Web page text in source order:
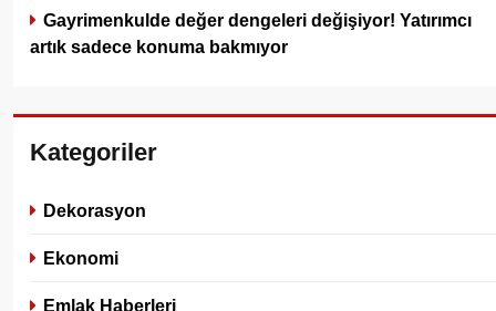
Gayrimenkulde değer dengeleri değişiyor! Yatırımcı
artık sadece konuma bakmıyor
Kategoriler
Dekorasyon
Ekonomi
Emlak Haberleri